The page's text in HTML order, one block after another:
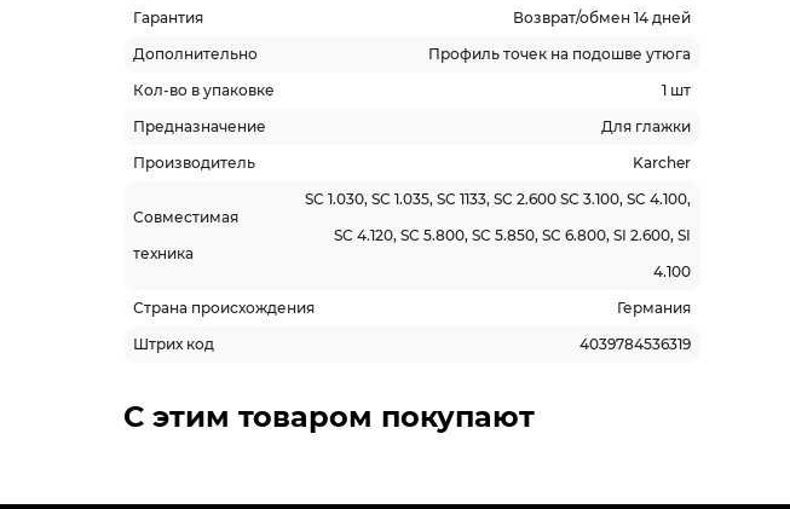
Гарантия
Возврат/обмен 14 дней
Дополнительно
Профиль точек на подошве утюга
Кол-во в упаковке
1 шт
Предназначение
Для глажки
Производитель
Karcher
Совместимая
техника
SC 1.030, SC 1.035, SC 1133, SC 2.600 SC 3.100, SC 4.100,
SC 4.120, SC 5.800, SC 5.850, SC 6.800, SI 2.600, SI
4.100
Страна происхождения
Германия
Штрих код
4039784536319
С этим товаром покупают